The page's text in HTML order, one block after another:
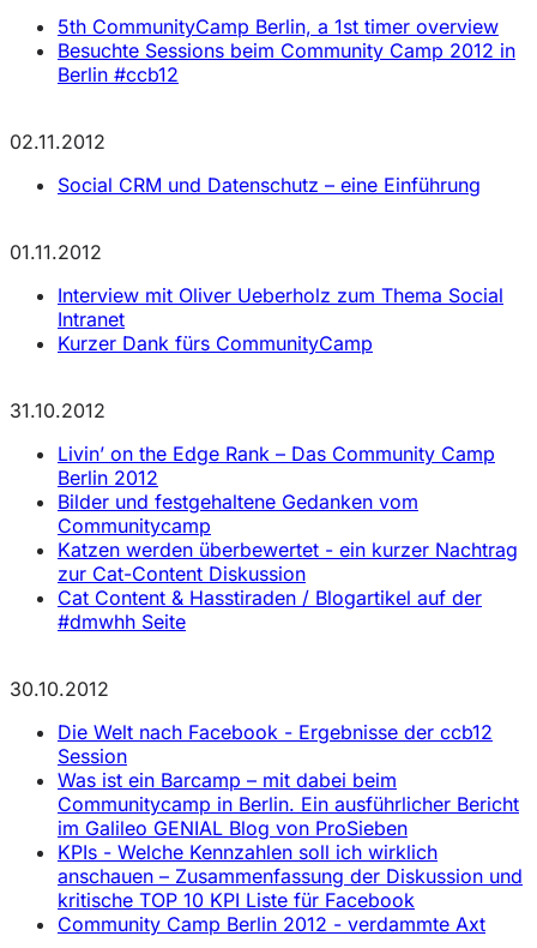
5th CommunityCamp Berlin, a 1st timer overview
Besuchte Sessions beim Community Camp 2012 in
Berlin #ccb12
02.11.2012
Social CRM und Datenschutz – eine Einführung
01.11.2012
Interview mit Oliver Ueberholz zum Thema Social
Intranet
Kurzer Dank fürs CommunityCamp
31.10.2012
Livin’ on the Edge Rank – Das Community Camp
Berlin 2012
Bilder und festgehaltene Gedanken vom
Communitycamp
Katzen werden überbewertet - ein kurzer Nachtrag
zur Cat-Content Diskussion
Cat Content & Hasstiraden / Blogartikel auf der
#dmwhh Seite
30.10.2012
Die Welt nach Facebook - Ergebnisse der ccb12
Session
Was ist ein Barcamp – mit dabei beim
Communitycamp in Berlin. Ein ausführlicher Bericht
im Galileo GENIAL Blog von ProSieben
KPIs - Welche Kennzahlen soll ich wirklich
anschauen – Zusammenfassung der Diskussion und
kritische TOP 10 KPI Liste für Facebook
Community Camp Berlin 2012 - verdammte Axt